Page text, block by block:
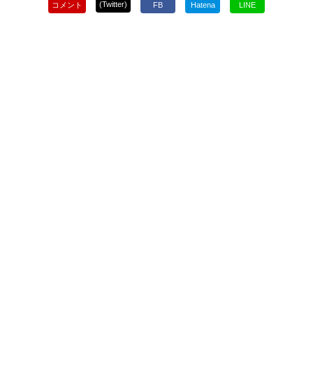
コメント (Twitter) FB Hatena LINE